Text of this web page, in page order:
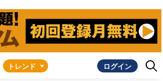
トレンド ログイン